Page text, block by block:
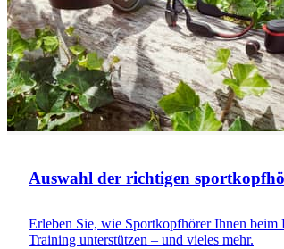
Auswahl der richtigen
Erleben Sie, wie Sportkopfhörer Ihnen beim
Training unterstützen – und vieles mehr.